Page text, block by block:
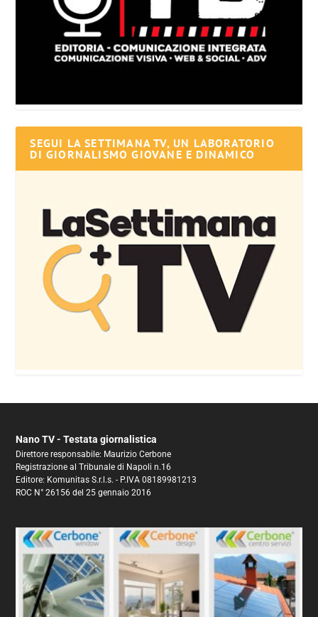
SEGUI LA SETTIMANA TV, UN LABORATORIO
DI GIORNALISMO GIOVANE E DINAMICO
Nano TV - Testata giornalistica
Direttore responsabile: Maurizio Cerbone
Registrazione al Tribunale di Napoli n.16
Editore: Komunitas S.r.l.s. - P.IVA 08189981213
ROC N° 26156 del 25 gennaio 2016